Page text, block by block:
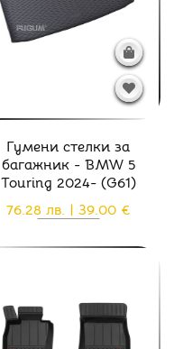
Гумени стелки за
багажник - BMW 5
Touring 2024- (G61)
76.28 лв. | 39.00 €